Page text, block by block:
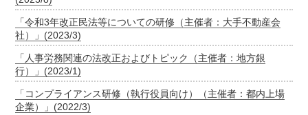
「令和3年改正民法等についての研修（主催者：大手不動産会
社）」(2023/3)
「人事労務関連の法改正およびトピック（主催者：地方銀
行）」(2023/1)
「コンプライアンス研修（執行役員向け）（主催者：都内上場
企業）」(2022/3)